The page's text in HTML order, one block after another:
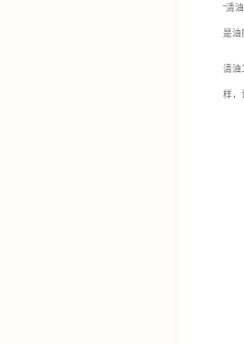
“清
是油
清油
样，